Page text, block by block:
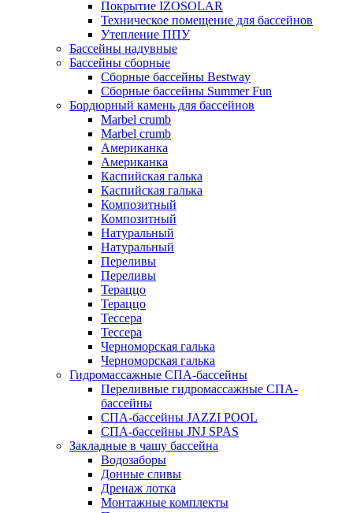
Покрытие IZOSOLAR
Техническое помещение для бассейнов
Утепление ППУ
Бассейны надувные
Бассейны сборные
Сборные бассейны Bestway
Сборные бассейны Summer Fun
Бордюрный камень для бассейнов
Marbel crumb
Marbel crumb
Американка
Американка
Каспийская галька
Каспийская галька
Композитный
Композитный
Натуральный
Натуральный
Переливы
Переливы
Тераццо
Тераццо
Тессера
Тессера
Черноморская галька
Черноморская галька
Гидромассажные СПА-бассейны
Переливные гидромассажные СПА-
бассейны
СПА-бассейны JAZZI POOL
СПА-бассейны JNJ SPAS
Закладные в чашу бассейна
Водозаборы
Донные сливы
Дренаж лотка
Монтажные комплекты